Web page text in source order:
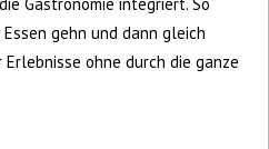
gehn und dann gleich
ohne durch die ganze